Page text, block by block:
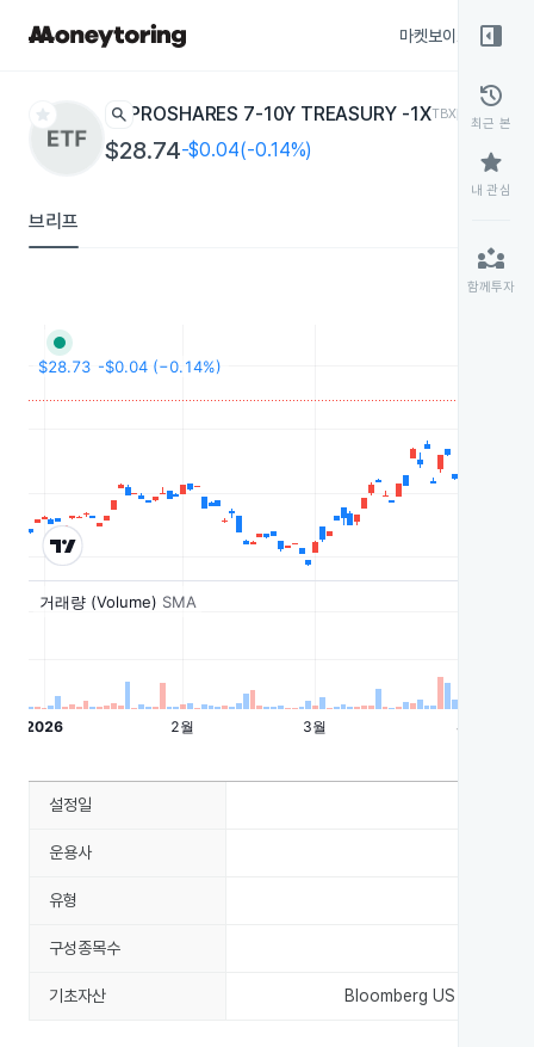
마켓보이스
star search PROSHARES 7-10Y TREASURY -1XTBX ETF
$28.74-$0.04(-0.14%)
브리프
right_panel_open
history
최근 본
star
내 관심
partner_exchange
함께투자